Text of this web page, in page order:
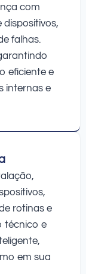
com
falhas.
eficiente e
internas e
rotinas e
técnico e
em sua